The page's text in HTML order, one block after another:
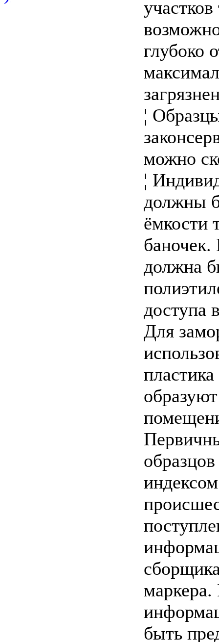
глубоко
¦
можно
¦
должны
ёмкости
баночек.
должна
доступа
Для
маркера.
быть